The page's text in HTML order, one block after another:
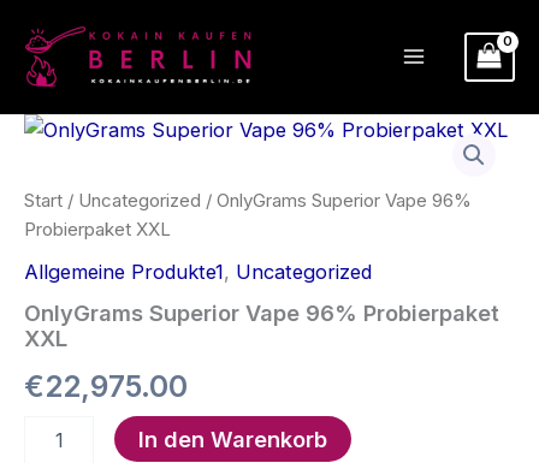
Inhalt
springen
Start / Uncategorized / OnlyGrams Superior Vape 96%
Probierpaket XXL
Allgemeine Produkte1, Uncategorized
OnlyGrams Superior Vape 96% Probierpaket
XXL
€22,975.00
Superior
In den Warenkorb